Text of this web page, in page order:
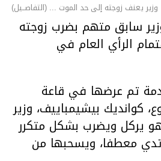
وزير يعنف زوجته إلى حد الموت ... (التفاصــيل)
سابق متهم بضرب زوجته
الرأي العام في
تم عرضها في قاعة
كوانديك بيشيمباييف، وزير
يركل ويضرب بشكل متكرر
معطفا، ويسحبها من